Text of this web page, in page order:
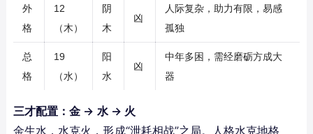
外
格
12
（木）
阴
木
凶
人际复杂，助力有限，易感
孤独
总
格
19
（水）
阳
水
凶
中年多困，需经磨砺方成大
器
三才配置：金 → 水 → 火
金生水，水克火，形成“泄耗相战”之局。人格水克地格